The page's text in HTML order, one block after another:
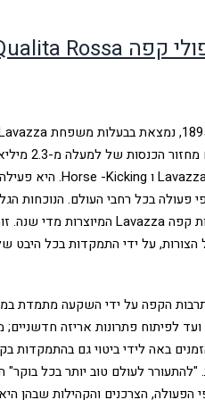
ו -Kicking
Horse
.
Lavazza המיוצרות מדי שנה.
הצורות, על ידי התמקדות בכל
הקפה על ידי השקעה מתמדת
לפיתוח פתרונות אריזה
באה לידי ביטוי גם בהתמקדות
"להתעורר לעולם טוב יותר בכל
הפעולה, הצרכנים והקהילות שבהן